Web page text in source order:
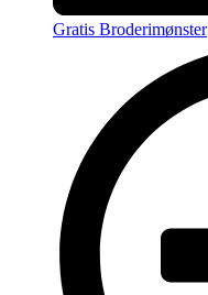
Gratis Broderimønster